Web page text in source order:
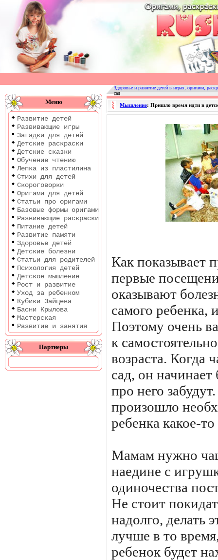
Оригами
|
Раскраски
Развитие
детей
Меню
Развитие детей
Развивающие игры
Загадки для детей
Детские раскраски
Детские сказки
Обучение чтению
Лепка из пластилина
Стихи для детей
Скороговорки
Оригами для детей
Статьи про оригами
Базовые формы оригами
Развивающие раскраски
Питание детей
Развитие памяти
Здоровье детей
Детские болезни
Статьи для родителей
Психология детей
Детское мышление
Рост и развитие
Уход за ребенком
Кубики Зайцева
Басни Крылова
Мастерская
Развитие и занятия
Партнеры
Здоровье и развитие детей в играх, оригами,
сад
Мышление: Пришло время идти в
Как показывает
первые
оказывают
самого ребенка,
Поэтому очень
к
возраста. Когда
сад, он начинает
про него
произошло
ребенка какое-
Мамам нужно
наедине с
одиночества
Не стоит
надолго, делать
лучше в то
ребенок будет